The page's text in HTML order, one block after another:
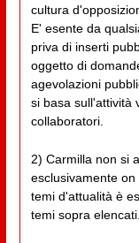
cultura
E' esente da
priva di inserti
oggetto di
agevolazioni
si basa sull'attività
collaboratori.
2) Carmilla non si
esclusivamente
temi d'attualità è
temi sopra elencati.